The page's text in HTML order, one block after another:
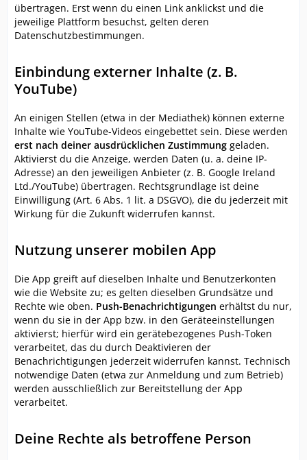
übertragen. Erst wenn du einen Link anklickst und die
jeweilige Plattform besuchst, gelten deren
Datenschutzbestimmungen.
Einbindung externer Inhalte (z. B.
YouTube)
An einigen Stellen (etwa in der Mediathek) können externe
Inhalte wie YouTube-Videos eingebettet sein. Diese werden
erst nach deiner ausdrücklichen Zustimmung geladen.
Aktivierst du die Anzeige, werden Daten (u. a. deine IP-
Adresse) an den jeweiligen Anbieter (z. B. Google Ireland
Ltd./YouTube) übertragen. Rechtsgrundlage ist deine
Einwilligung (Art. 6 Abs. 1 lit. a DSGVO), die du jederzeit mit
Wirkung für die Zukunft widerrufen kannst.
Nutzung unserer mobilen App
Die App greift auf dieselben Inhalte und Benutzerkonten
wie die Website zu; es gelten dieselben Grundsätze und
Rechte wie oben. Push-Benachrichtigungen erhältst du nur,
wenn du sie in der App bzw. in den Geräteeinstellungen
aktivierst; hierfür wird ein gerätebezogenes Push-Token
verarbeitet, das du durch Deaktivieren der
Benachrichtigungen jederzeit widerrufen kannst. Technisch
notwendige Daten (etwa zur Anmeldung und zum Betrieb)
werden ausschließlich zur Bereitstellung der App
verarbeitet.
Deine Rechte als betroffene Person